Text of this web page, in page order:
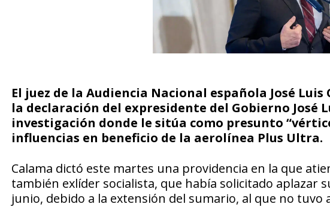
El juez de la Audiencia Nacional española José
la declaración del expresidente del Gobierno José
investigación donde le sitúa como presunto
influencias en beneficio de la aerolínea Plus Ultra.
Calama dictó este martes una providencia en la que
también exlíder socialista, que había solicitado aplazar
junio, debido a la extensión del sumario, al que no tuvo